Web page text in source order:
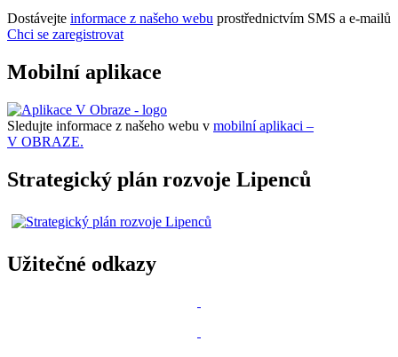
Dostávejte informace z našeho webu prostřednictvím SMS a e-mailů
Chci se zaregistrovat
Mobilní aplikace
Sledujte informace z našeho webu v mobilní aplikaci –
V OBRAZE.
Strategický plán rozvoje Lipenců
Užitečné odkazy